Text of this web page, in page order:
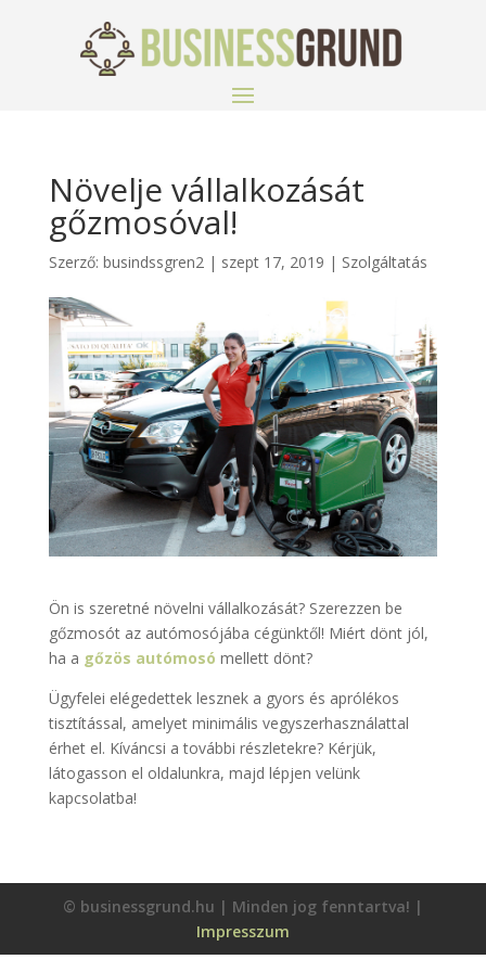
Növelje vállalkozását
gőzmosóval!
Szerző: busindssgren2| szept 17, 2019 | Szolgáltatás
Ön is szeretné növelni vállalkozását? Szerezzen be
gőzmosót az autómosójába cégünktől! Miért dönt jól,
ha a gőzös autómosó mellett dönt?
Ügyfelei elégedettek lesznek a gyors és aprólékos
tisztítással, amelyet minimális vegyszerhasználattal
érhet el. Kíváncsi a további részletekre? Kérjük,
látogasson el oldalunkra, majd lépjen velünk
kapcsolatba!
© businessgrund.hu | Minden jog fenntartva! |
Impresszum